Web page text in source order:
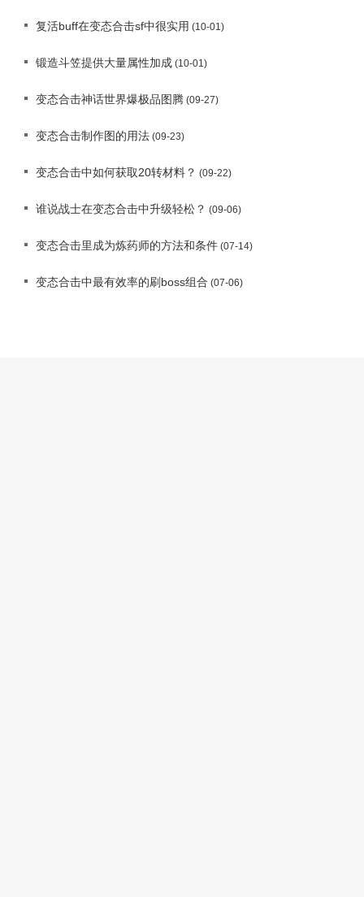
复活buff在变态合击sf中很实用 (10-01)
锻造斗笠提供大量属性加成 (10-01)
变态合击神话世界爆极品图腾 (09-27)
变态合击制作图的用法 (09-23)
变态合击中如何获取20转材料？ (09-22)
谁说战士在变态合击中升级轻松？ (09-06)
变态合击里成为炼药师的方法和条件 (07-14)
变态合击中最有效率的刷boss组合 (07-06)